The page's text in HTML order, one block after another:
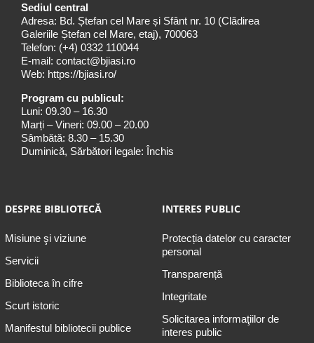
Sediul central
Adresa: Bd. Ștefan cel Mare și Sfânt nr. 10 (Clădirea
Galeriile Ștefan cel Mare, etaj), 700063
Telefon: (+4) 0332 110044
E-mail: contact@bjiasi.ro
Web: https://bjiasi.ro/
Program cu publicul:
Luni: 09.30 – 16.30
Marți – Vineri: 09.00 – 20.00
Sâmbătă: 8.30 – 15.30
Duminică, Sărbători legale: Închis
DESPRE BIBLIOTECĂ
Misiune şi viziune
Servicii
Biblioteca în cifre
Scurt istoric
Manifestul bibliotecii publice
INTERES PUBLIC
Protecția datelor cu caracter
personal
Transparență
Integritate
Solicitarea informaţiilor de
interes public